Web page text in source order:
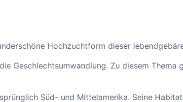
u
h
Hochzuchtform dieser
Geschlechtsumwandlung. Zu diesem
Süd- und Mittelamerika. Seine